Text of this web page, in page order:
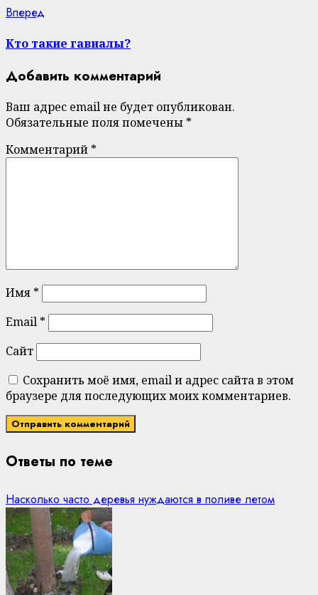
Вперед
Кто такие гавиалы?
Добавить комментарий
Ваш адрес email не будет опубликован.
Обязательные поля помечены *
Комментарий *
Имя *
Email *
Сайт
Сохранить моё имя, email и адрес сайта в этом
браузере для последующих моих комментариев.
Ответы по теме
Насколько часто деревья нуждаются в поливе летом